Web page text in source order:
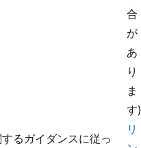
合
が
あ
り
ま
す)
るガイダンスに従っ
リ